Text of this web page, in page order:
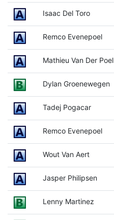
Isaac Del Toro
Remco Evenepoel
Mathieu Van Der Poel
Dylan Groenewegen
Tadej Pogacar
Remco Evenepoel
Wout Van Aert
Jasper Philipsen
Lenny Martinez